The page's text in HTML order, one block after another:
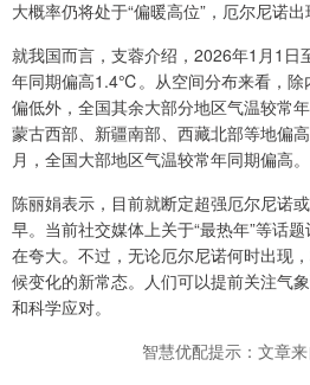
大概率仍将处于“偏暖高位”，厄尔尼诺出
就我国而言，支蓉介绍，2026年1月1日
年同期偏高1.4℃。从空间分布来看，除
偏低外，全国其余大部分地区气温较
蒙古西部、新疆南部、西藏北部等地
月，全国大部地区气温较常年同期偏高。
陈丽娟表示，目前就断定超强厄尔尼诺
早。当前社交媒体上关于“最热年”等话
在夸大。不过，无论厄尔尼诺何时出现
候变化的新常态。人们可以提前关注气
和科学应对。
智慧优配提示：文章